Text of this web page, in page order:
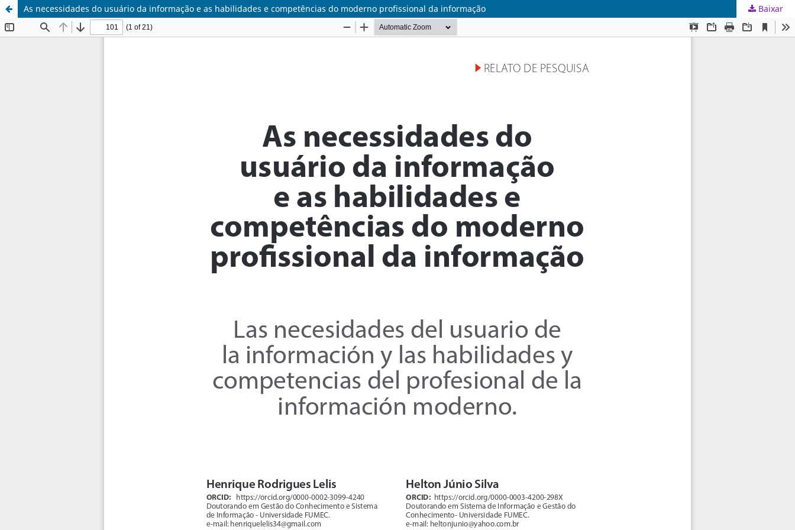
As necessidades do usuário da informação e as habilidades e competências do moderno profissional da informação Baixar